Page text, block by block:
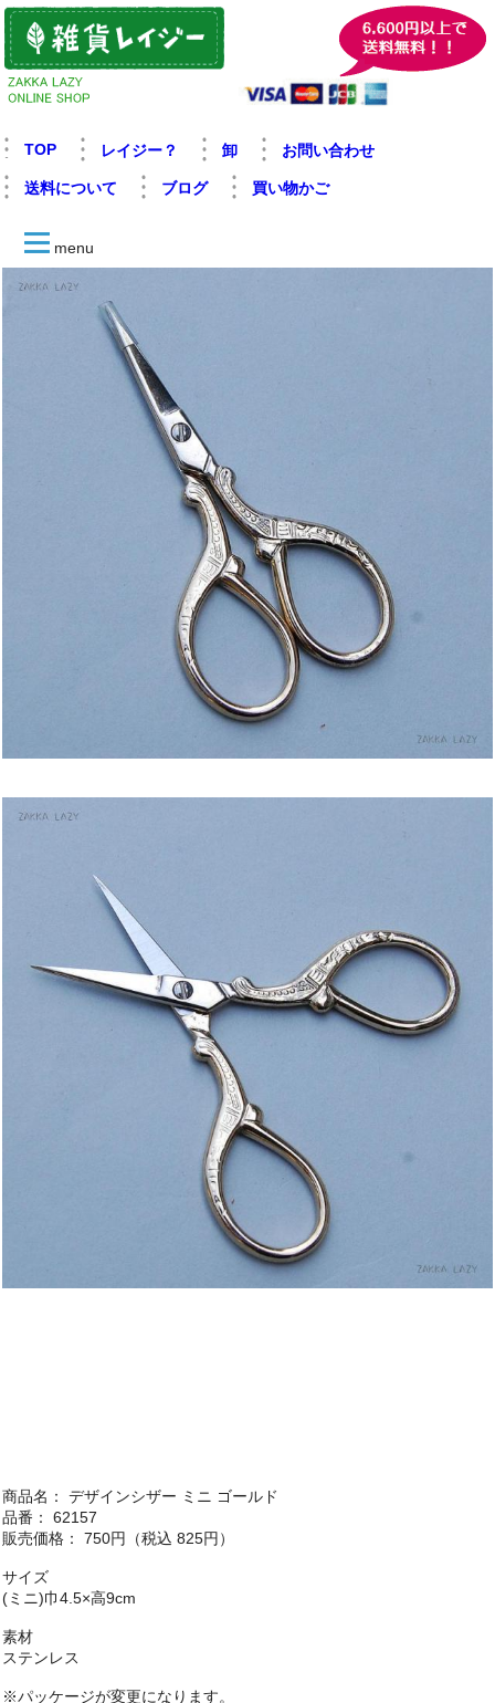
TOP レイジー？ 卸 お問い合わせ
送料について ブログ 買い物かご
menu
商品名： デザインシザー ミニ ゴールド
品番： 62157
販売価格： 750円（税込 825円）
サイズ
(ミニ)巾4.5×高9cm
素材
ステンレス
※パッケージが変更になります。